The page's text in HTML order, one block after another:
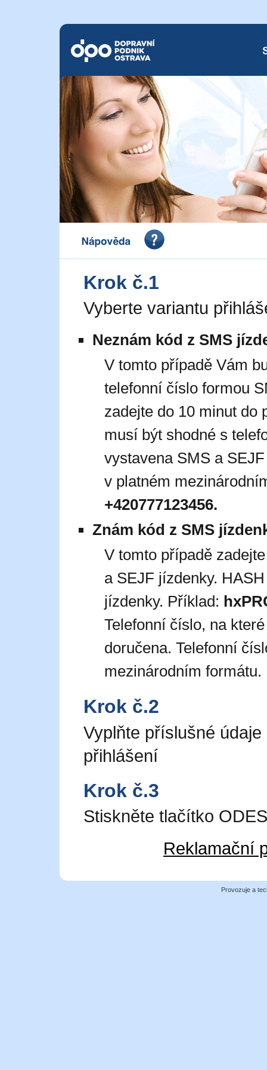
Dopravní podnik Ostrava a.s.
Portál pro vystavení dokladu o zaplacení Dopravního
a.s.
Nápověda
Krok č.1
Vyberte variantu
Neznám kód z SMS
V tomto případě Vám
telefonní číslo formou
zadejte do 10 minut do
musí být shodné s
vystavena SMS a
v platném
+420777123456.
Znám kód z SMS
V tomto případě
a SEJF jízdenky.
jízdenky. Příklad:
Telefonní číslo, na
doručena. Telefonní
mezinárodním
Krok č.2
Vyplňte příslušné
přihlášení
Krok č.3
Stiskněte tlačítko
Reklamační
Provozuje a